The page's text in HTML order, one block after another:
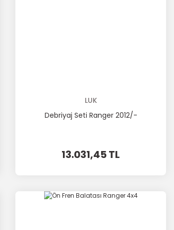
LUK
Debriyaj Seti Ranger 2012/-
13.031,45 TL